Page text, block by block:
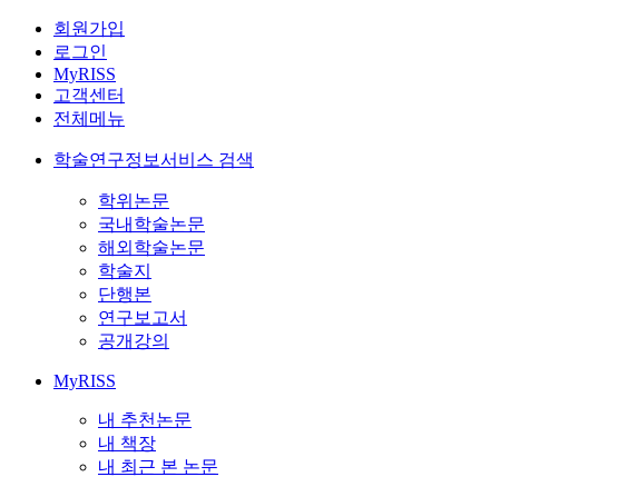
회원가입
로그인
MyRISS
고객센터
전체메뉴
학술연구정보서비스 검색
학위논문
국내학술논문
해외학술논문
학술지
단행본
연구보고서
공개강의
MyRISS
내 추천논문
내 책장
내 최근 본 논문